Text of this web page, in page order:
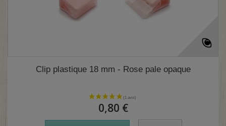
Clip plastique 18 mm - Rose pale opaque
0,80 €